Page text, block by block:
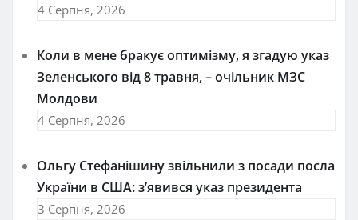
4 Серпня, 2026
Коли в мене бракує оптимізму, я згадую указ
Зеленського від 8 травня, – очільник МЗС
Молдови
4 Серпня, 2026
Ольгу Стефанішину звільнили з посади посла
України в США: з’явився указ президента
3 Серпня, 2026